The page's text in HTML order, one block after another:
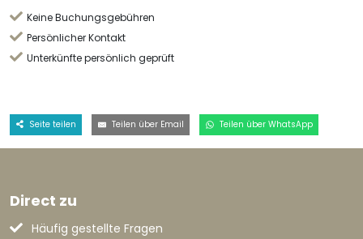
Keine Buchungsgebühren
Persönlicher Kontakt
Unterkünfte persönlich geprüft
Seite teilen Teilen über Email Teilen über WhatsApp
Direct zu
Häufig gestellte Fragen